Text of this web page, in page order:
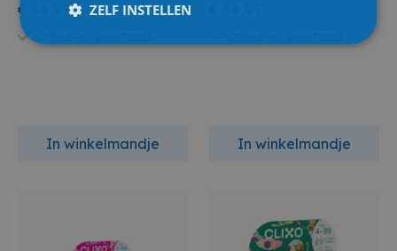
€ 74,95
Online op voorraad
In winkelmandje In winkelmandje
ZELF INSTELLEN